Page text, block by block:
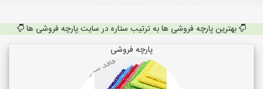
بهترین پارچه فروشی ها به ترتیب ستاره در سایت پارچه فروشی ها
پارچه فروشی